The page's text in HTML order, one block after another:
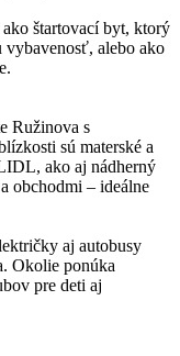
štartovací byt, ktorý
vybavenosť, alebo ako
Ružinova s
sú materské a
ako aj nádherný
obchodmi – ideálne
aj autobusy
Okolie ponúka
pre deti aj